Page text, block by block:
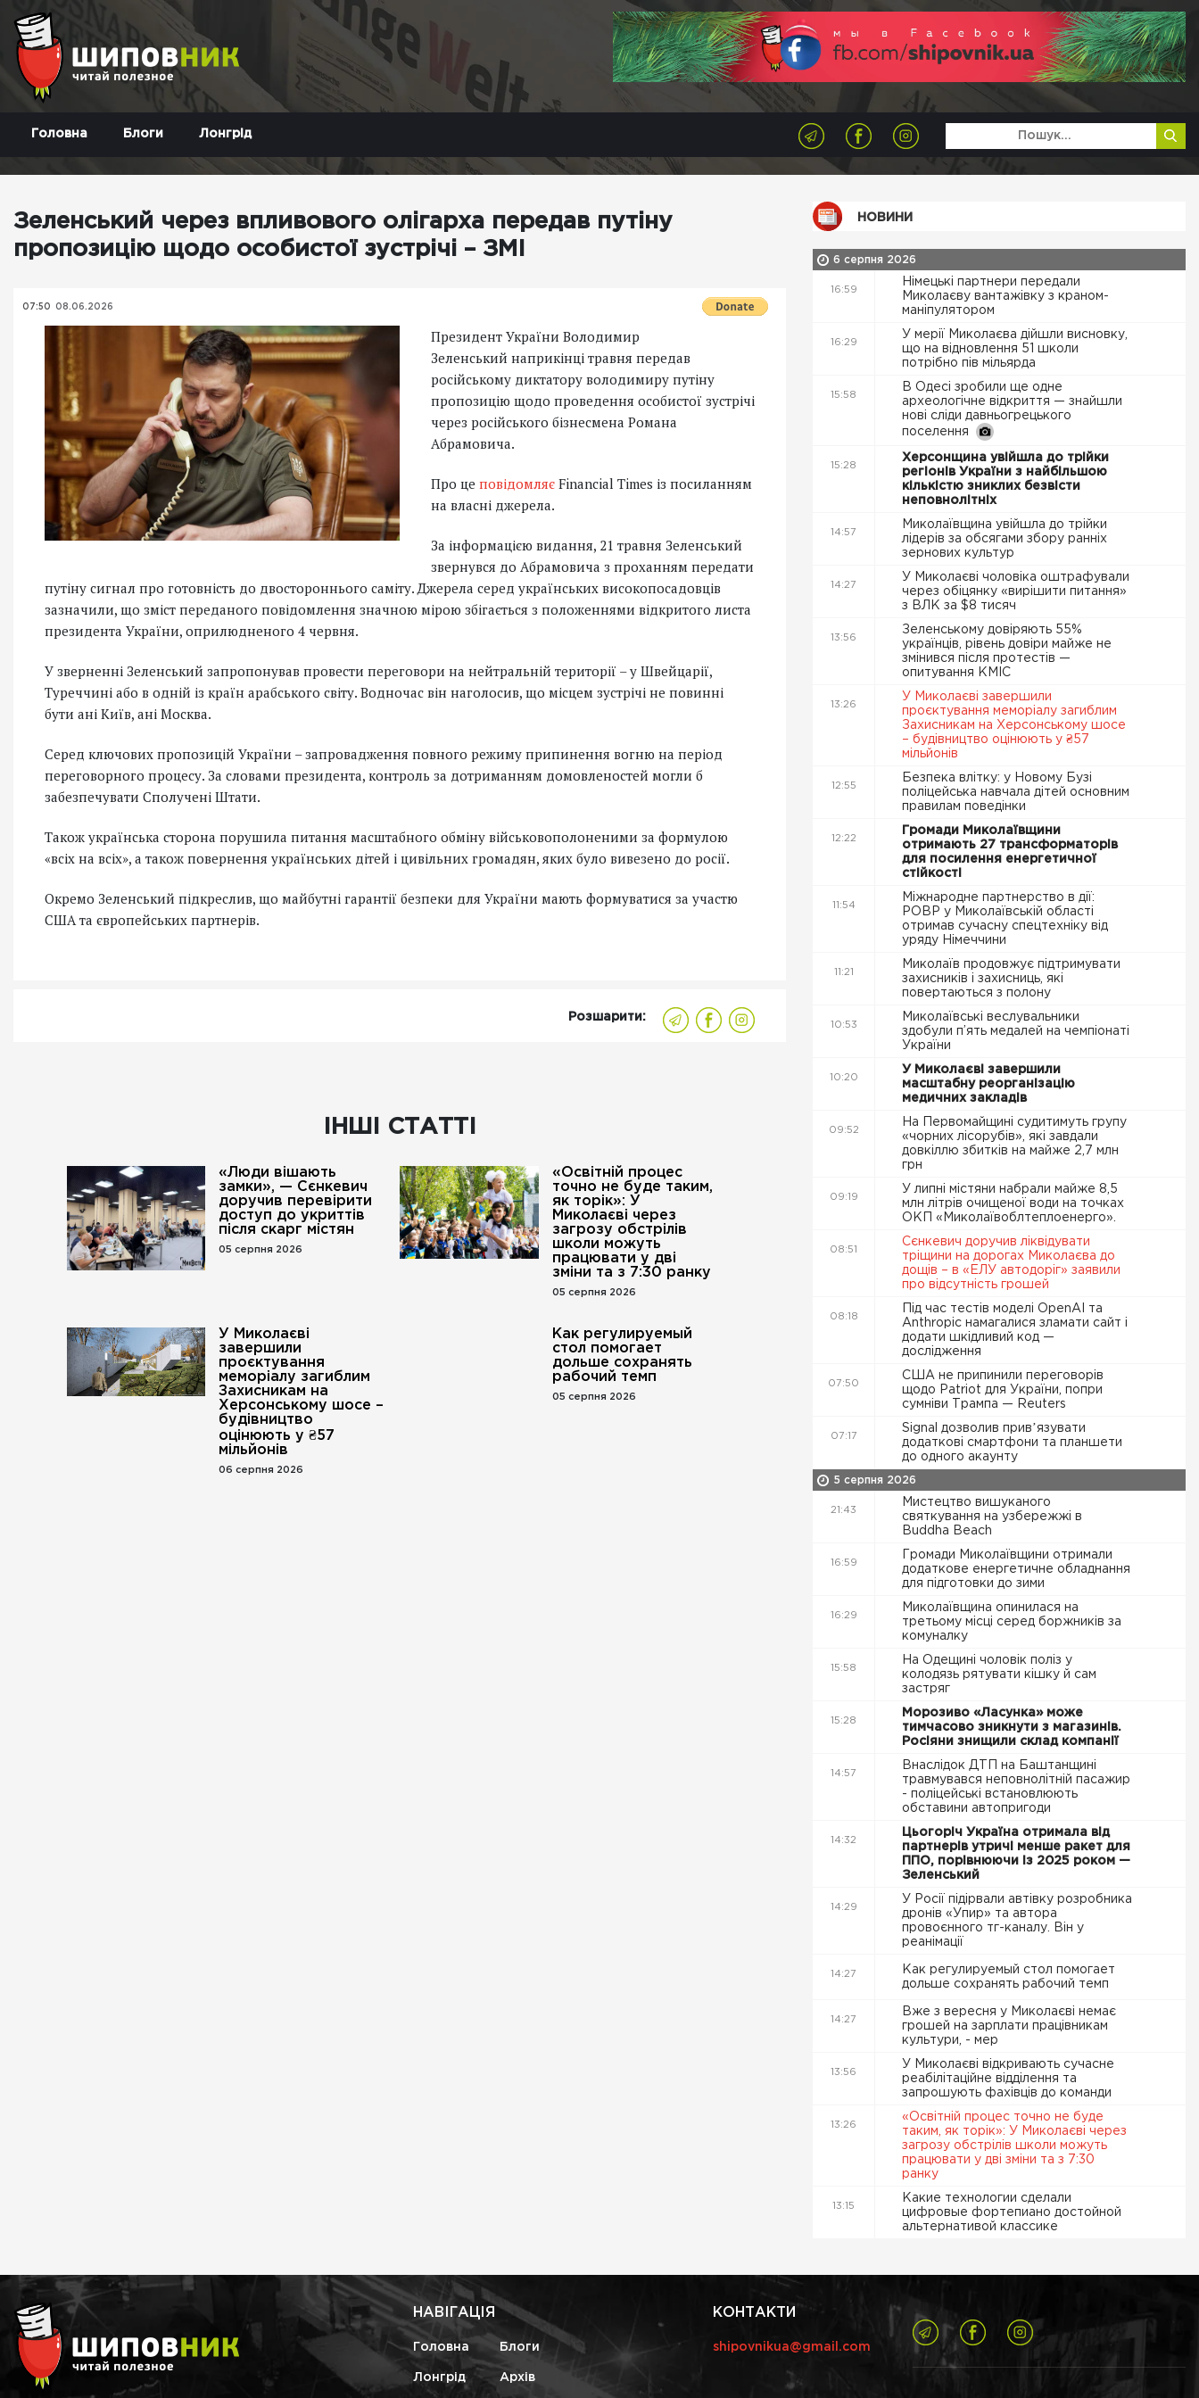
Головна Блоги Лонгрід
Зеленський через впливового олігарха передав путіну
пропозицію щодо особистої зустрічі – ЗМІ
07:50 08.06.2026
Президент України Володимир
Зеленський наприкінці травня передав
російському диктатору володимиру путіну
пропозицію щодо проведення особистої зустрічі
через російського бізнесмена Романа
Абрамовича.
Про це повідомляє Financial Times із посиланням
на власні джерела.
За інформацією видання, 21 травня Зеленський
звернувся до Абрамовича з проханням передати
путіну сигнал про готовність до двостороннього саміту. Джерела серед українських високопосадовців
зазначили, що зміст переданого повідомлення значною мірою збігається з положеннями відкритого листа
президента України, оприлюдненого 4 червня.
У зверненні Зеленський запропонував провести переговори на нейтральній території – у Швейцарії,
Туреччині або в одній із країн арабського світу. Водночас він наголосив, що місцем зустрічі не повинні
бути ані Київ, ані Москва.
Серед ключових пропозицій України – запровадження повного режиму припинення вогню на період
переговорного процесу. За словами президента, контроль за дотриманням домовленостей могли б
забезпечувати Сполучені Штати.
Також українська сторона порушила питання масштабного обміну військовополоненими за формулою
«всіх на всіх», а також повернення українських дітей і цивільних громадян, яких було вивезено до росії.
Окремо Зеленський підкреслив, що майбутні гарантії безпеки для України мають формуватися за участю
США та європейських партнерів.
Розшарити:
ІНШІ СТАТТІ
«Люди вішають
замки», — Сєнкевич
доручив перевірити
доступ до укриттів
після скарг містян
05 серпня 2026
«Освітній процес
точно не буде таким,
як торік»: У
Миколаєві через
загрозу обстрілів
школи можуть
працювати у дві
зміни та з 7:30 ранку
05 серпня 2026
У Миколаєві
завершили
проєктування
меморіалу загиблим
Захисникам на
Херсонському шосе –
будівництво
оцінюють у ₴57
мільйонів
06 серпня 2026
Как регулируемый
стол помогает
дольше сохранять
рабочий темп
05 серпня 2026
НОВИНИ
6 серпня 2026
16:59
Німецькі партнери передали
Миколаєву вантажівку з краном-
маніпулятором
16:29
У мерії Миколаєва дійшли висновку,
що на відновлення 51 школи
потрібно пів мільярда
15:58
В Одесі зробили ще одне
археологічне відкриття — знайшли
нові сліди давньогрецького
поселення
15:28
Херсонщина увійшла до трійки
регіонів України з найбільшою
кількістю зниклих безвісти
неповнолітніх
14:57
Миколаївщина увійшла до трійки
лідерів за обсягами збору ранніх
зернових культур
14:27
У Миколаєві чоловіка оштрафували
через обіцянку «вирішити питання»
з ВЛК за $8 тисяч
13:56
Зеленському довіряють 55%
українців, рівень довіри майже не
змінився після протестів —
опитування КМІС
13:26
У Миколаєві завершили
проєктування меморіалу загиблим
Захисникам на Херсонському шосе
– будівництво оцінюють у ₴57
мільйонів
12:55
Безпека влітку: у Новому Бузі
поліцейська навчала дітей основним
правилам поведінки
12:22
Громади Миколаївщини
отримають 27 трансформаторів
для посилення енергетичної
стійкості
11:54
Міжнародне партнерство в дії:
РОВР у Миколаївській області
отримав сучасну спецтехніку від
уряду Німеччини
11:21
Миколаїв продовжує підтримувати
захисників і захисниць, які
повертаються з полону
10:53
Миколаївські веслувальники
здобули п’ять медалей на чемпіонаті
України
10:20
У Миколаєві завершили
масштабну реорганізацію
медичних закладів
09:52
На Первомайщині судитимуть групу
«чорних лісорубів», які завдали
довкіллю збитків на майже 2,7 млн
грн
09:19
У липні містяни набрали майже 8,5
млн літрів очищеної води на точках
ОКП «Миколаївоблтеплоенерго».
08:51
Сєнкевич доручив ліквідувати
тріщини на дорогах Миколаєва до
дощів – в «ЕЛУ автодоріг» заявили
про відсутність грошей
08:18
Під час тестів моделі OpenAI та
Anthropic намагалися зламати сайт і
додати шкідливий код —
дослідження
07:50
США не припинили переговорів
щодо Patriot для України, попри
сумніви Трампа — Reuters
07:17
Signal дозволив привʼязувати
додаткові смартфони та планшети
до одного акаунту
5 серпня 2026
21:43
Мистецтво вишуканого
святкування на узбережжі в
Buddha Beach
16:59
Громади Миколаївщини отримали
додаткове енергетичне обладнання
для підготовки до зими
16:29
Миколаївщина опинилася на
третьому місці серед боржників за
комуналку
15:58
На Одещині чоловік поліз у
колодязь рятувати кішку й сам
застряг
15:28
Морозиво «Ласунка» може
тимчасово зникнути з магазинів.
Росіяни знищили склад компанії
14:57
Внаслідок ДТП на Баштанщині
травмувався неповнолітній пасажир
- поліцейські встановлюють
обставини автопригоди
14:32
Цьогоріч Україна отримала від
партнерів утричі менше ракет для
ППО, порівнюючи із 2025 роком —
Зеленський
14:29
У Росії підірвали автівку розробника
дронів «Упир» та автора
провоєнного тг-каналу. Він у
реанімації
14:27
Как регулируемый стол помогает
дольше сохранять рабочий темп
14:27
Вже з вересня у Миколаєві немає
грошей на зарплати працівникам
культури, - мер
13:56
У Миколаєві відкривають сучасне
реабілітаційне відділення та
запрошують фахівців до команди
13:26
«Освітній процес точно не буде
таким, як торік»: У Миколаєві через
загрозу обстрілів школи можуть
працювати у дві зміни та з 7:30
ранку
13:15
Какие технологии сделали
цифровые фортепиано достойной
альтернативой классике
НАВІГАЦІЯ
Головна Блоги
Лонгрід Архів
КОНТАКТИ
shipovnikua@gmail.com